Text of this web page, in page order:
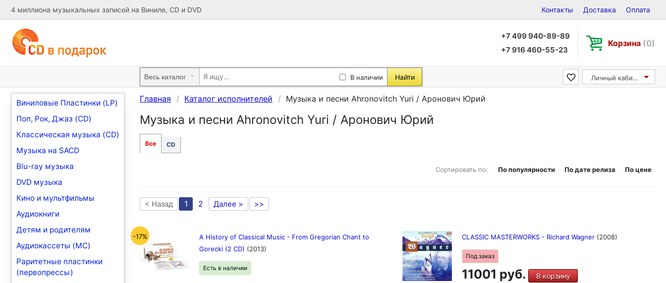
4 миллиона музыкальных записей на Виниле, CD и DVD Контакты Доставка Оплата
+7 499 940-89-89
+7 916 460-55-23
Корзина (0)
В наличии Найти Личный кабинет
Виниловые Пластинки (LP)
Поп, Рок, Джаз (CD)
Классическая музыка (CD)
Музыка на SACD
Blu-ray музыка
DVD музыка
Кино и мультфильмы
Аудиокниги
Детям и родителям
Аудиокассеты (MC)
Раритетные пластинки
(первопрессы)
Главная Каталог исполнителей Музыка и песни Ahronovitch Yuri / Аронович Юрий
Музыка и песни Ahronovitch Yuri / Аронович Юрий
Все CD
Сортировать по: По популярности По дате релиза По цене
< Назад 1 2 Далее > >>
-17%
A History of Classical Music - From Gregorian Chant to
Gorecki (2 CD) (2013)
Есть в наличии
CLASSIC MASTERWORKS - Richard Wagner (2008)
Под заказ
11001 руб. В корзину